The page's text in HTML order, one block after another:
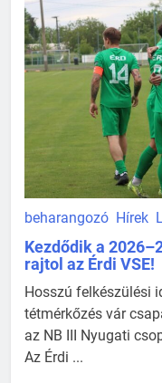
beharangozó Hírek
Kezdődik a
rajtol az Érdi VSE!
Hosszú felkészülési
tétmérkőzés vár
az NB III Nyugati
Az Érdi ...